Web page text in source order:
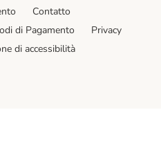
Contatto
di Pagamento
Privacy
di accessibilità